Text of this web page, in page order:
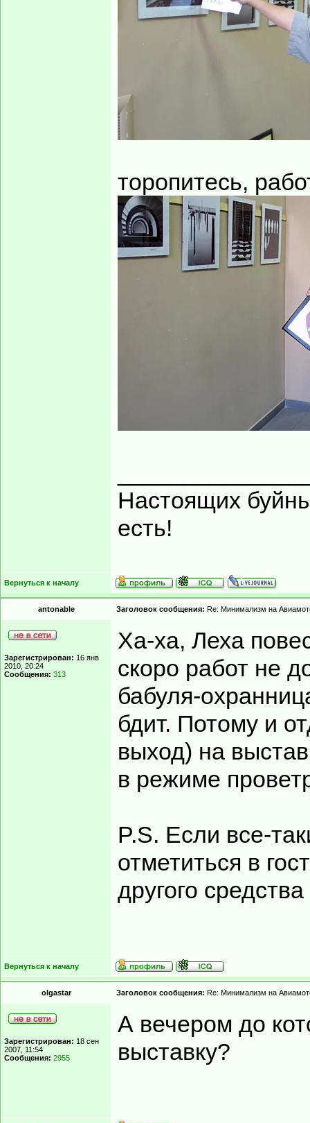
торопитесь,
Настоящих
есть!
Вернуться к началу
antonable Заголовок сообщения: Re: Минимализм на
Зарегистрирован: 16 янв
2010, 20:24
Сообщения: 313
Ха-ха, Леха
скоро работ не
бабуля-
бдит. Потому и
выход) на
в режиме
P.S. Если все-
отметиться в
другого
Вернуться к началу
olgastar Заголовок сообщения: Re: Минимализм на
Зарегистрирован: 18 сен
2007, 11:54
Сообщения: 2955
А вечером до
выставку?